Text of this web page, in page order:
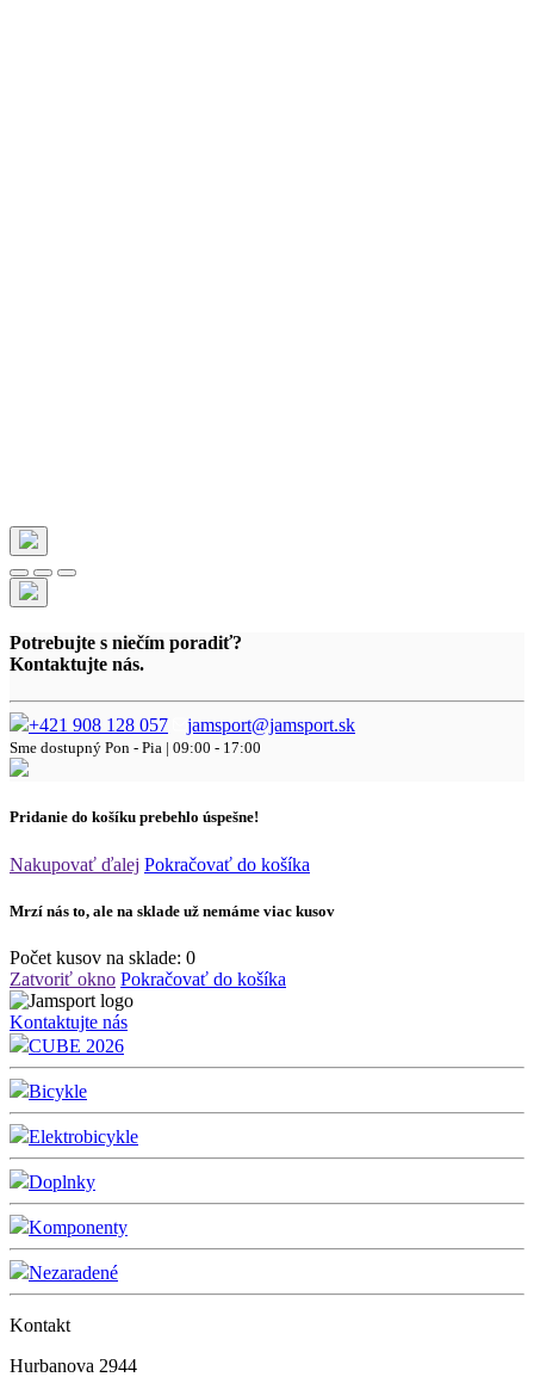
Potrebujte s niečím poradiť?
Kontaktujte nás.
+421 908 128 057 jamsport@jamsport.sk
Sme dostupný Pon - Pia | 09:00 - 17:00
Pridanie do košíku prebehlo úspešne!
Nakupovať ďalej Pokračovať do košíka
Mrzí nás to, ale na sklade už nemáme viac kusov
Počet kusov na sklade: 0
Zatvoriť okno Pokračovať do košíka
Kontaktujte nás
CUBE 2026
Bicykle
Elektrobicykle
Doplnky
Komponenty
Nezaradené
Kontakt
Hurbanova 2944